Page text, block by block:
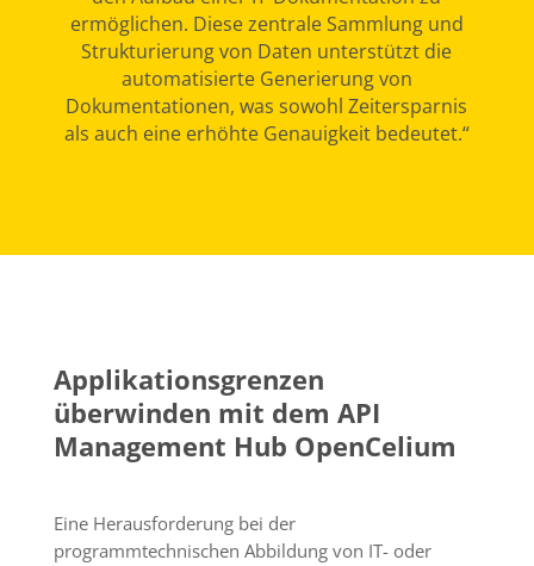
ermöglichen. Diese zentrale Sammlung und
Strukturierung von Daten unterstützt die
automatisierte Generierung von
Dokumentationen, was sowohl Zeitersparnis
als auch eine erhöhte Genauigkeit bedeutet.“
Applikationsgrenzen
überwinden mit dem API
Management Hub OpenCelium
Eine Herausforderung bei der
programmtechnischen Abbildung von IT- oder